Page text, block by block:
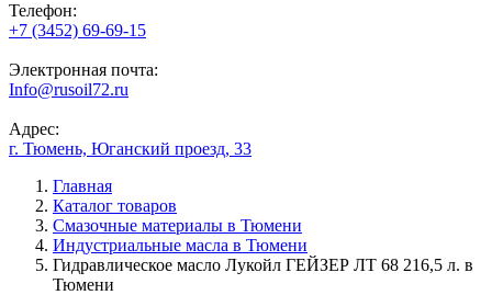
Телефон:
+7 (3452) 69-69-15
Электронная почта:
Info@rusoil72.ru
Адрес:
г. Тюмень, Юганский проезд, 33
Главная
Каталог товаров
Смазочные материалы в Тюмени
Индустриальные масла в Тюмени
Гидравлическое масло Лукойл ГЕЙЗЕР ЛТ 68 216,5 л. в
Тюмени